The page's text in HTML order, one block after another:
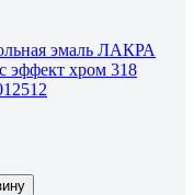
эмаль ЛАКРА
эффект хром 318